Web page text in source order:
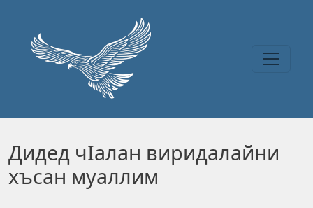
Дидед чIалан виридалайни
хъсан муаллим